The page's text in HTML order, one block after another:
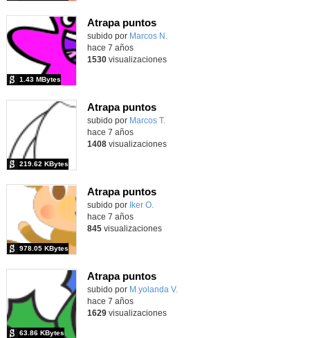
Atrapa puntos
Contenido educativo.
subido por Marcos N.
1.43 MBytes
hace 7 años
1530visualizaciones
Atrapa puntos
subido por Marcos T.
219.62 KBytes
hace 7 años
1408visualizaciones
Atrapa puntos
Contenido educativo.
subido por Iker O.
978.05 KBytes
hace 7 años
845visualizaciones
Atrapa puntos
subido por M.yolanda V.
63.86 KBytes
hace 7 años
1629visualizaciones